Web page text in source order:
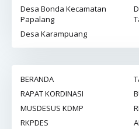
Desa Bonda Kecamatan
Papalang
Desa Karampuang
BERANDA
RAPAT KORDINASI
MUSDESUS KDMP
RKPDES